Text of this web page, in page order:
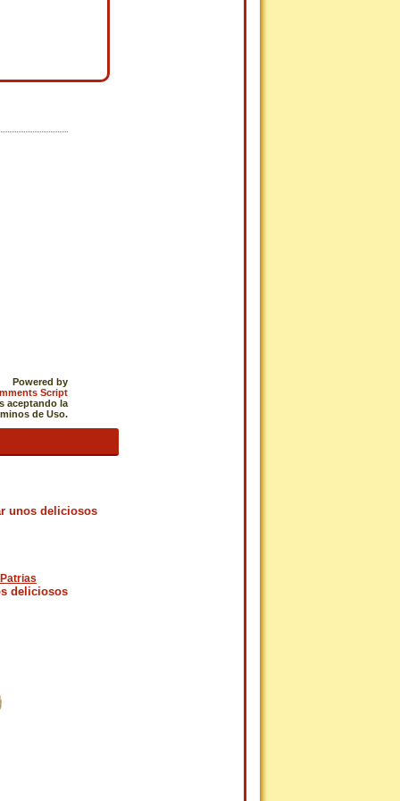
Powered by
Script
aceptando la
de Uso.
unos deliciosos
deliciosos